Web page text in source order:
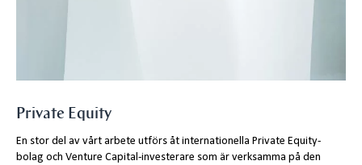
Private Equity
En stor del av vårt arbete utförs åt internationella Private Equity-
bolag och Venture Capital-investerare som är verksamma på den